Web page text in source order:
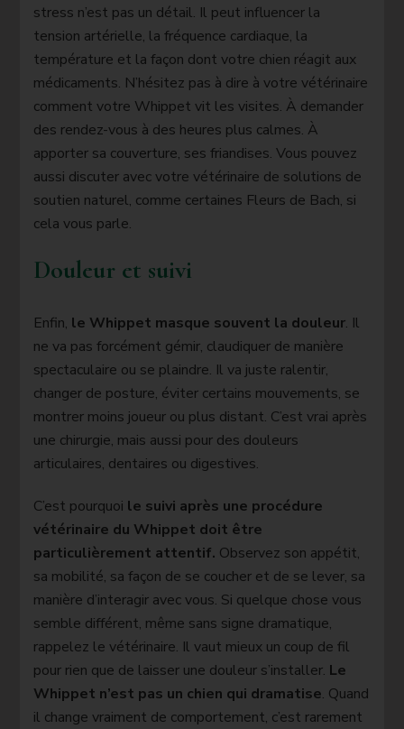
stress n’est pas un détail. Il peut influencer la
tension artérielle, la fréquence cardiaque, la
température et la façon dont votre chien réagit aux
médicaments. N’hésitez pas à dire à votre vétérinaire
comment votre Whippet vit les visites. À demander
des rendez-vous à des heures plus calmes. À
apporter sa couverture, ses friandises. Vous pouvez
aussi discuter avec votre vétérinaire de solutions de
soutien naturel, comme certaines Fleurs de Bach, si
cela vous parle.
Douleur et suivi
Enfin, le Whippet masque souvent la douleur. Il
ne va pas forcément gémir, claudiquer de manière
spectaculaire ou se plaindre. Il va juste ralentir,
changer de posture, éviter certains mouvements, se
montrer moins joueur ou plus distant. C’est vrai après
une chirurgie, mais aussi pour des douleurs
articulaires, dentaires ou digestives.
C’est pourquoi le suivi après une procédure
vétérinaire du Whippet doit être
particulièrement attentif. Observez son appétit,
sa mobilité, sa façon de se coucher et de se lever, sa
manière d’interagir avec vous. Si quelque chose vous
semble différent, même sans signe dramatique,
rappelez le vétérinaire. Il vaut mieux un coup de fil
pour rien que de laisser une douleur s’installer. Le
Whippet n’est pas un chien qui dramatise. Quand
il change vraiment de comportement, c’est rarement